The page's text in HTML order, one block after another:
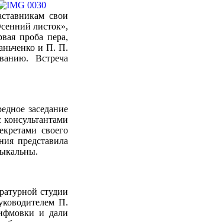
свои
листок»,
проба пера,
и П. П.
Встреча
заседание
своего
представила
студии
П.
и дали